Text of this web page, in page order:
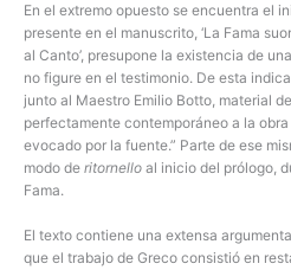
En el extremo opuesto se encuentra el
presente en el manuscrito, ‘La Fama
al Canto’, presupone la existencia de
no figure en el testimonio. De esta
junto al Maestro Emilio Botto, material
perfectamente contemporáneo a la
evocado por la fuente.” Parte de ese
modo de ritornello al inicio del prólogo,
Fama.
El texto contiene una extensa
que el trabajo de Greco consistió en